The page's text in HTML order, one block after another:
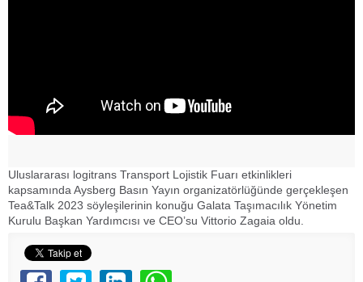
Uluslararası logitrans Transport Lojistik Fuarı etkinlikleri
kapsamında Aysberg Basın Yayın organizatörlüğünde gerçekleşen
Tea&Talk 2023 söyleşilerinin konuğu Galata Taşımacılık Yönetim
Kurulu Başkan Yardımcısı ve CEO’su Vittorio Zagaia oldu.